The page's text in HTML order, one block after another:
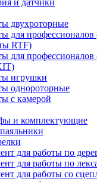
и датчики
двухроторные
для профессионалов
RTF)
для
игрушки
однороторные
с камерой
и комплектующие
для работы по
для работы по
для работы со